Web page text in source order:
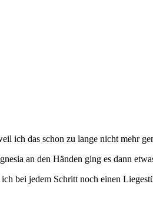
ich das schon zu lange nicht mehr
an den Händen ging es dann
bei jedem Schritt noch einen